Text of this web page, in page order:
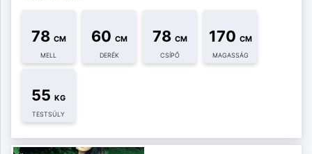
78 CM
MELL
60 CM
DERÉK
78 CM
CSÍPŐ
170 CM
MAGASSÁG
55 KG
TESTSÚLY